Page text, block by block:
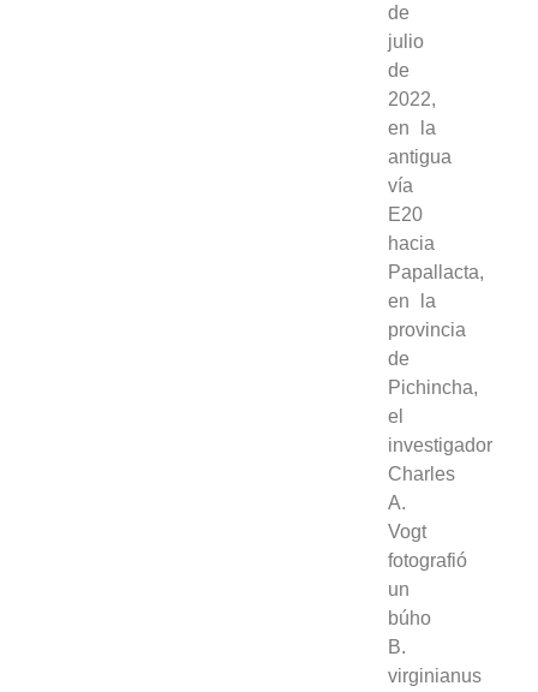
de
julio
de
2022,
en la
antigua
vía
E20
hacia
Papallacta,
en la
provincia
de
Pichincha,
el
investigador
Charles
A.
Vogt
fotografió
un
búho
B.
virginianus